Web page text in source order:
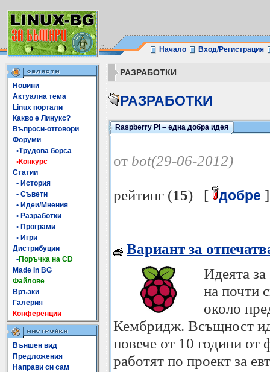
Начало Вход/Регистрация
Новини
Актуална тема
Linux портали
Какво е Линукс?
Въпроси-отговори
Форуми
•Трудова борса
•Конкурс
Статии
• История
• Съвети
• Идеи/Мнения
• Разработки
• Програми
• Игри
Дистрибуции
•Поръчка на CD
Made In BG
Файлове
Връзки
Галерия
Конференции
Външен вид
Предложения
Направи си сам
РАЗРАБОТКИ
РАЗРАБОТКИ
Raspberry Pi – една добра идея
от bot(29-06-2012)
рейтинг (15) [ добре
Вариант за
Идеята
на почти
около
Кембридж. Всъщност
повече от 10 години
работят по проект за